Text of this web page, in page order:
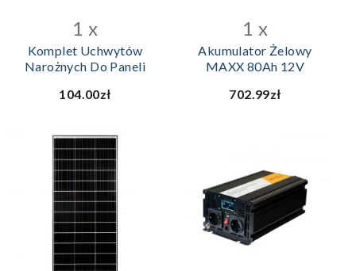
1 x
Komplet Uchwytów
Narożnych Do Paneli
104.00zł
1 x
Akumulator Żelowy
MAXX 80Ah 12V
702.99zł